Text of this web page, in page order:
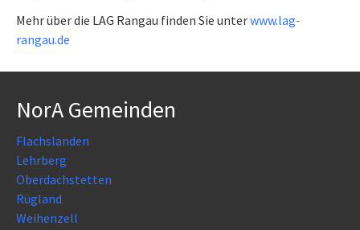
Mehr über die LAG Rangau finden Sie unterwww.lag-
rangau.de
NorA Gemeinden
Flachslanden
Lehrberg
Oberdachstetten
Rügland
Weihenzell